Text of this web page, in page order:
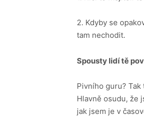
2. Kdyby se
tam nechodit.
Spousty lidí tě
Pivního guru?
Hlavně osudu, že
jak jsem je v